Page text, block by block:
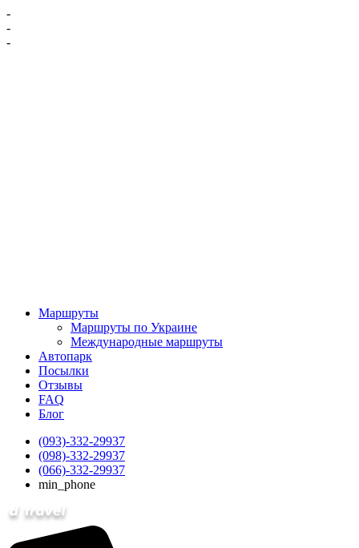
-
-
-
Маршруты
Маршруты по Украине
Международные маршруты
Автопарк
Посылки
Отзывы
FAQ
Блог
(093)-332-29937
(098)-332-29937
(066)-332-29937
min_phone